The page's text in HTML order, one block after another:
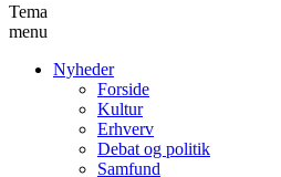
Tema
menu
Nyheder
Forside
Kultur
Erhverv
Debat og politik
Samfund